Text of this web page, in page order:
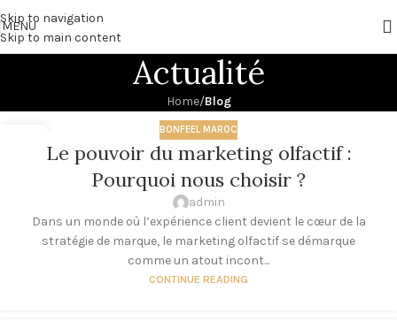
Skip to navigation
Skip to main content
MENU
Actualité
Home/Blog
BONFEEL MAROC
Le pouvoir du marketing olfactif :
Pourquoi nous choisir ?
admin
Dans un monde où l’expérience client devient le cœur de la
stratégie de marque, le marketing olfactif se démarque
comme un atout incont...
CONTINUE READING